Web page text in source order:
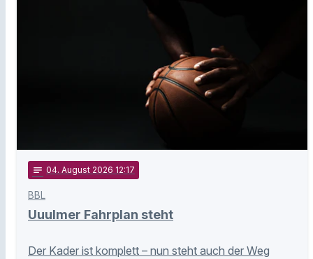
notes 04. August 2026 12:17
BBL
Uuulmer Fahrplan steht
Der Kader ist komplett – nun steht auch der Weg